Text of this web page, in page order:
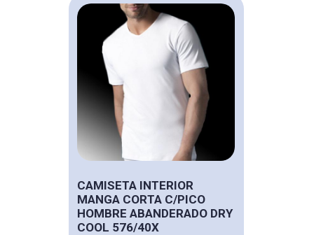
CAMISETA INTERIOR
MANGA CORTA C/PICO
HOMBRE ABANDERADO DRY
COOL 576/40X